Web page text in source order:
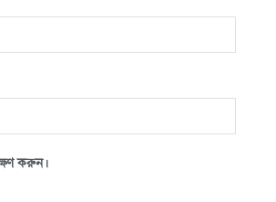
করুন।